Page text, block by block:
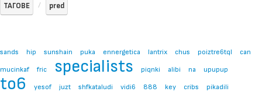
ТАГОВЕ pred
sands hip sunshain puka ennergetica lantrix chus poiztre6tql
can
mucinkaf
fric specialists piqnki alibi na upupup
to6 yesof juzt shfkataludi vidi6 888 key cribs
pikadili